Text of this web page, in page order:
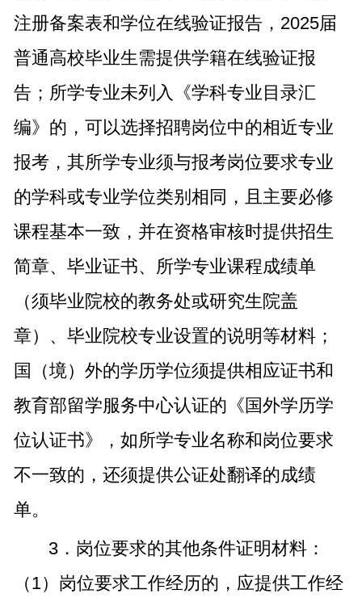
注册备案表和学位在线验证报告，2025届
普通高校毕业生需提供学籍在线验证报
告；所学专业未列入《学科专业目录汇
编》的，可以选择招聘岗位中的相近专业
报考，其所学专业须与报考岗位要求专业
的学科或专业学位类别相同，且主要必修
课程基本一致，并在资格审核时提供招生
简章、毕业证书、所学专业课程成绩单
（须毕业院校的教务处或研究生院盖
章）、毕业院校专业设置的说明等材料；
国（境）外的学历学位须提供相应证书和
教育部留学服务中心认证的《国外学历学
位认证书》，如所学专业名称和岗位要求
不一致的，还须提供公证处翻译的成绩
单。
3．岗位要求的其他条件证明材料：
（1）岗位要求工作经历的，应提供工作经